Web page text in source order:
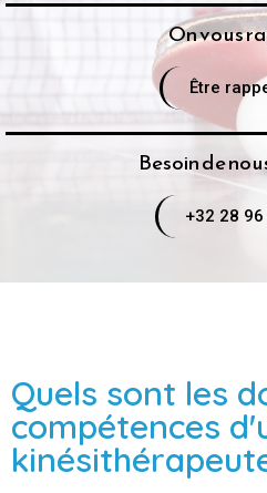
On vous
Être
Besoin de
+32 28
Quels sont les
compétences